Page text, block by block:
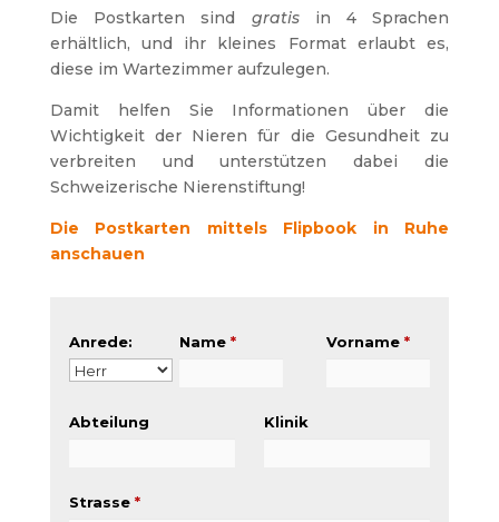
Die Postkarten sind gratisin 4 Sprachen
erhältlich, und ihr kleines Format erlaubt es,
diese im Wartezimmer aufzulegen.
Damit helfen Sie Informationen über die
Wichtigkeit der Nieren für die Gesundheit zu
verbreiten und unterstützen dabei die
Schweizerische Nierenstiftung!
Die Postkarten mittels Flipbook in Ruhe
anschauen
Anrede: Name* Vorname*
Abteilung Klinik
Strasse*